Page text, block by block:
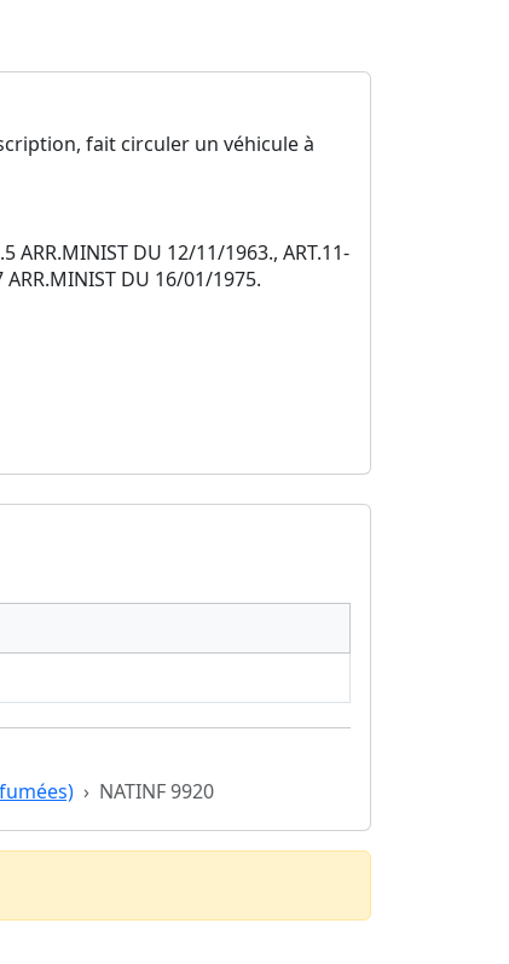
fait circuler un véhicule à
ARR.MINIST DU 12/11/1963., ART.11-
ARR.MINIST DU 16/01/1975.
NATINF 9920